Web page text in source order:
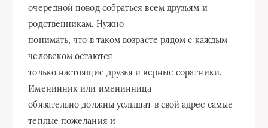
очередной повод собраться всем друзьям и
родственникам. Нужно
понимать, что в таком возрасте рядом с каждым
человеком остаются
только настоящие друзья и верные соратники.
Именинник или именинница
обязательно должны услышат в свой адрес самые
теплые пожелания и